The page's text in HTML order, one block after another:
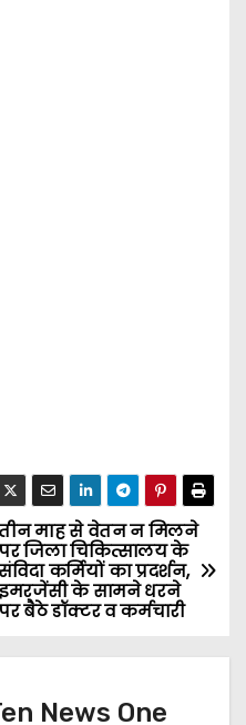
माह से वेतन न मिलने
जिला चिकित्सालय के
कर्मियों का प्रदर्शन,
के सामने धरने
बैठे डॉक्टर व कर्मचारी
News One